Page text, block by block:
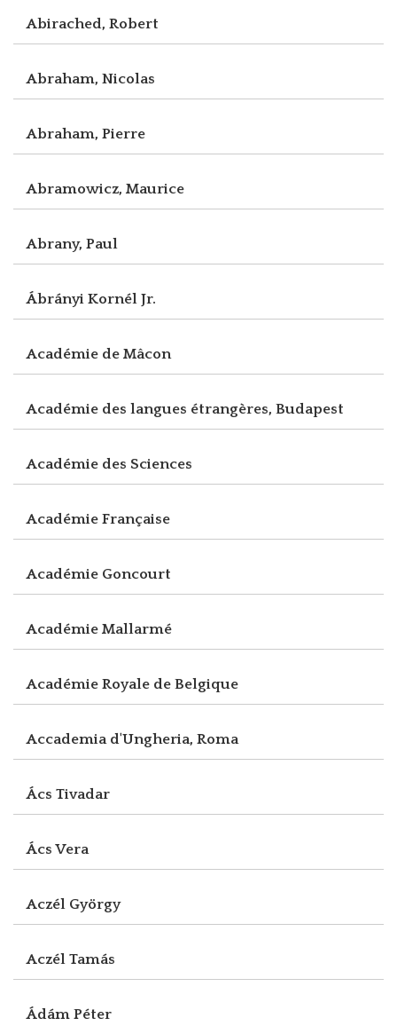
Abirached, Robert
Abraham, Nicolas
Abraham, Pierre
Abramowicz, Maurice
Abrany, Paul
Ábrányi Kornél Jr.
Académie de Mâcon
Académie des langues étrangères, Budapest
Académie des Sciences
Académie Française
Académie Goncourt
Académie Mallarmé
Académie Royale de Belgique
Accademia d'Ungheria, Roma
Ács Tivadar
Ács Vera
Aczél György
Aczél Tamás
Ádám Péter